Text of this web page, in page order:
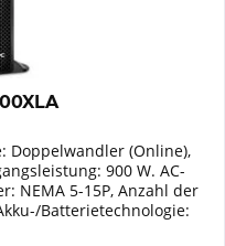
Doppelwandler (Online),
900 W. AC-
NEMA 5-15P, Anzahl der
Batterietechnologie: